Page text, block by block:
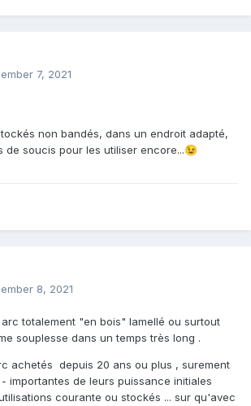
7, 2021
non bandés, dans un endroit adapté,
de soucis pour les utiliser encore...😉
8, 2021
totalement "en bois" lamellé ou surtout
souplesse dans un temps très long .
achetés depuis 20 ans ou plus , surement
importantes de leurs puissance initiales
courante ou stockés ... sur qu'avec